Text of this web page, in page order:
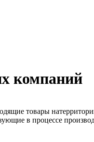
компаний
товары
в процессе